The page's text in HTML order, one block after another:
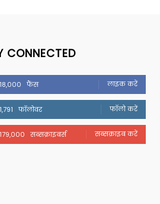
CONNECTED
18,000 फैंस लाइक करें
1,791 फॉलोवर फॉलो करें
179,000 सब्सक्राइबर्स सब्सक्राइब करें